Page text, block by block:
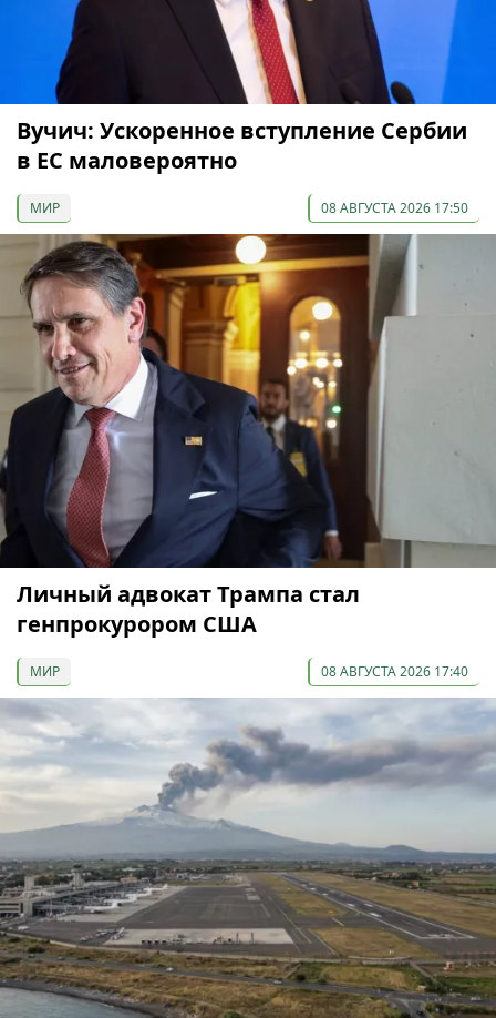
Вучич: Ускоренное вступление Сербии
в ЕС маловероятно
МИР 08 АВГУСТА 2026 17:50
Личный адвокат Трампа стал
генпрокурором США
МИР 08 АВГУСТА 2026 17:40